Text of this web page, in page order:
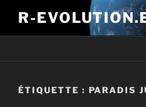
R-
ÉTIQUETTE : PARADIS